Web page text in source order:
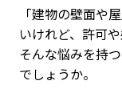
「建物の壁面や
いけれど、許可
そんな悩みを持
でしょうか。